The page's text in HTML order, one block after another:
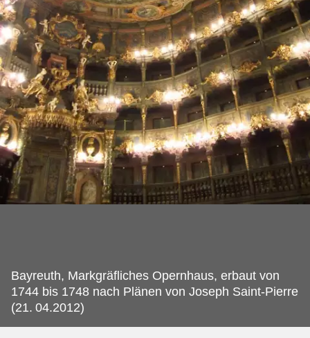
Bayreuth, Markgräfliches Opernhaus, erbaut von
1744 bis 1748 nach Plänen von Joseph Saint-Pierre
(21. 04.2012)